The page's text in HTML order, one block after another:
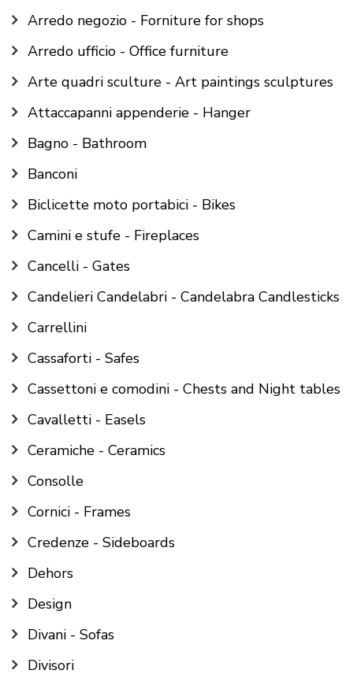
Arredo negozio - Forniture for shops
Arredo ufficio - Office furniture
Arte quadri sculture - Art paintings sculptures
Attaccapanni appenderie - Hanger
Bagno - Bathroom
Banconi
Biclicette moto portabici - Bikes
Camini e stufe - Fireplaces
Cancelli - Gates
Candelieri Candelabri - Candelabra Candlesticks
Carrellini
Cassaforti - Safes
Cassettoni e comodini - Chests and Night tables
Cavalletti - Easels
Ceramiche - Ceramics
Consolle
Cornici - Frames
Credenze - Sideboards
Dehors
Design
Divani - Sofas
Divisori